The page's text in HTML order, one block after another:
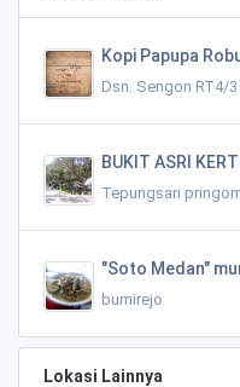
Kopi Papupa
Dsn. Sengon RT4/
BUKIT ASRI
Tepungsari
"Soto Medan"
bumirejo
Lokasi Lainnya